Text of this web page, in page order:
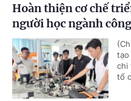
Hoàn thiện cơ chế
người học ngành
tạo
chi
tổ